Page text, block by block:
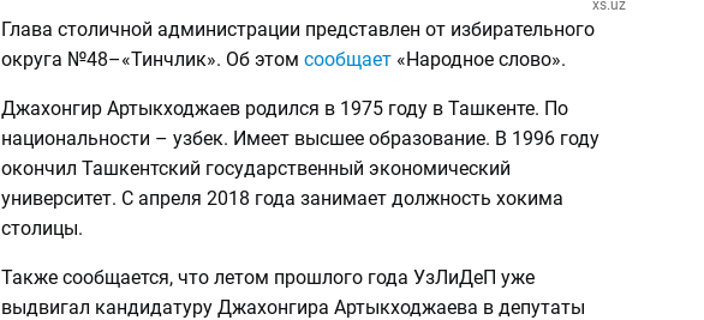
xs.uz
Глава столичной администрации представлен от избирательного
округа №48–«Тинчлик». Об этом сообщает«Народное слово».
Джахонгир Артыкходжаев родился в 1975 году в Ташкенте. По
национальности – узбек. Имеет высшее образование. В 1996 году
окончил Ташкентский государственный экономический
университет. С апреля 2018 года занимает должность хокима
столицы.
Также сообщается, что летом прошлого года УзЛиДеП уже
выдвигал кандидатуру Джахонгира Артыкходжаева в депутаты